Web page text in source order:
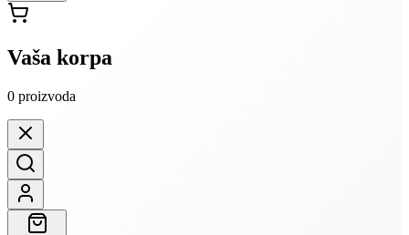
Vaša korpa
0 proizvoda